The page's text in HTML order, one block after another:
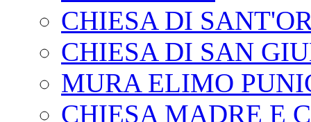
CHIESA DI
CHIESA DI SAN
MURA ELIMO
CHIESA MADRE E